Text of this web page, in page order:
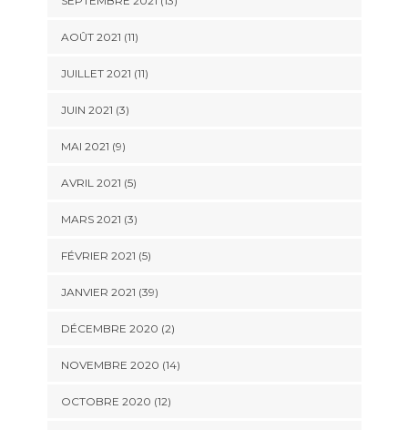
AOÛT 2021 (11)
JUILLET 2021 (11)
JUIN 2021 (3)
MAI 2021 (9)
AVRIL 2021 (5)
MARS 2021 (3)
FÉVRIER 2021 (5)
JANVIER 2021 (39)
DÉCEMBRE 2020 (2)
NOVEMBRE 2020 (14)
OCTOBRE 2020 (12)